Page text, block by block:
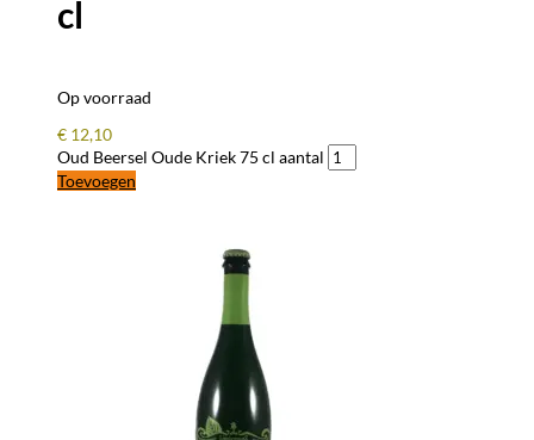
cl
Op voorraad
€ 12,10
Oud Beersel Oude Kriek 75 cl aantal
Toevoegen